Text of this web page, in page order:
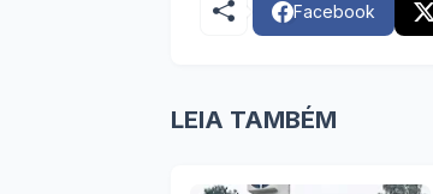
Facebook
LEIA TAMBÉM